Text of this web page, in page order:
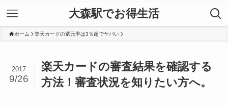
大森駅でお得生活
ホーム 楽天カードの還元率は3％超でヤバい
楽天カードの審査結果を確認する
方法！審査状況を知りたい方へ。
2017
9/26